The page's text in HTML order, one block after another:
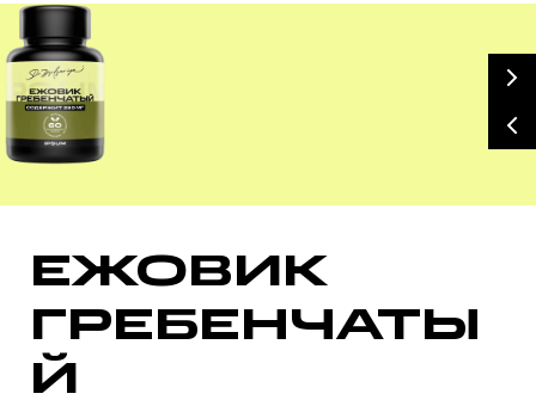
БАД, НЕ ЯВЛЯЕТСЯ ЛЕКАРСТВЕННЫМ СРЕДСТВОМ
ЕЖОВИК
ГРЕБЕНЧАТЫ
Й